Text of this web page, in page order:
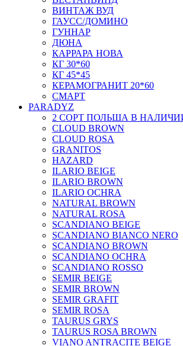
ВИНТАЖ ВУД
ГАУСС/ДОМИНО
ГУННАР
ДЮНА
КАРРАРА НОВА
КГ 30*60
КГ 45*45
КЕРАМОГРАНИТ 20*60
СМАРТ
PARADYZ
2 СОРТ ПОЛЬША В
CLOUD BROWN
CLOUD ROSA
GRANITOS
HAZARD
ILARIO BEIGE
ILARIO BROWN
ILARIO OCHRA
NATURAL BROWN
NATURAL ROSA
SCANDIANO BEIGE
SCANDIANO BIANCO NERO
SCANDIANO BROWN
SCANDIANO OCHRA
SCANDIANO ROSSO
SEMIR BEIGE
SEMIR BROWN
SEMIR GRAFIT
SEMIR ROSA
TAURUS GRYS
TAURUS ROSA BROWN
VIANO ANTRACITE BEIGE